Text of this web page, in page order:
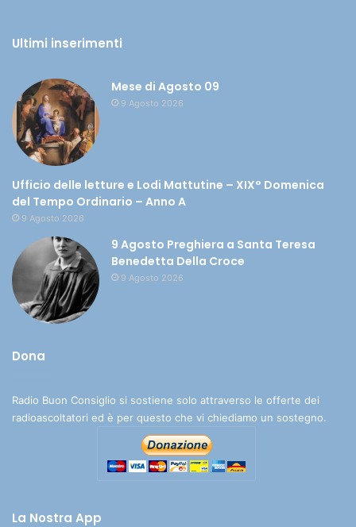
Ultimi inserimenti
Mese di Agosto 09
9 Agosto 2026
Ufficio delle letture e Lodi Mattutine – XIX° Domenica
del Tempo Ordinario – Anno A
9 Agosto 2026
9 Agosto Preghiera a Santa Teresa
Benedetta Della Croce
9 Agosto 2026
Dona
Radio Buon Consiglio si sostiene solo attraverso le offerte dei
radioascoltatori ed è per questo che vi chiediamo un sostegno.
La Nostra App